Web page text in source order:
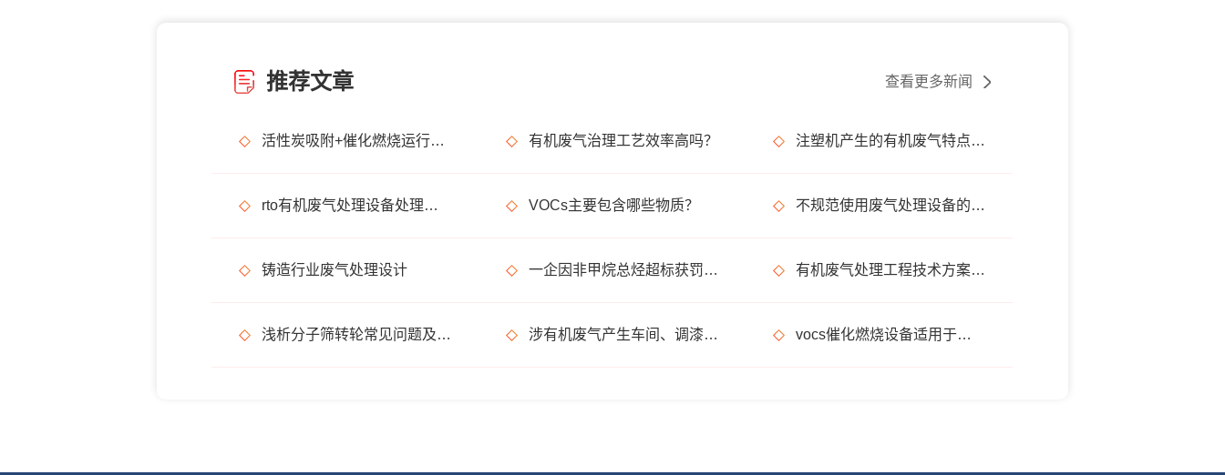
推荐文章 查看更多新闻
活性炭吸附+催化燃烧运行的安全问题及相应措施 有机废气治理工艺效率高吗？ 注塑机产生的有机废气特点，注塑机有机废气处理工艺
rto有机废气处理设备处理效果怎么样？ VOCs主要包含哪些物质？ 不规范使用废气处理设备的法律后果
铸造行业废气处理设计 一企因非甲烷总烃超标获罚15万元 有机废气处理工程技术方案设计要点
浅析分子筛转轮常见问题及解决方法 涉有机废气产生车间、调漆间危险化学品使用管理要求 vocs催化燃烧设备适用于哪些行业的废气处理？